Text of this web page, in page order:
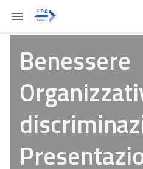
Benessere